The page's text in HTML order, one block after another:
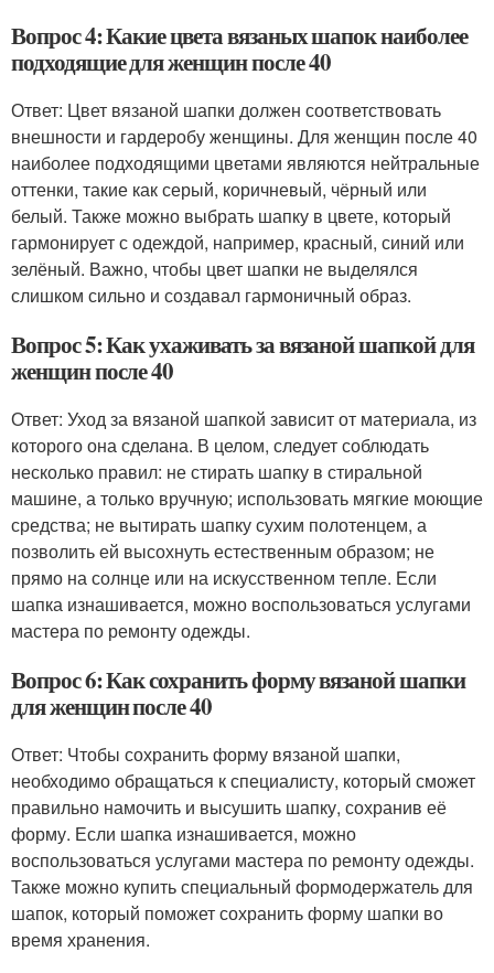
Вопрос 4: Какие цвета вязаных шапок наиболее
подходящие для женщин после 40
Ответ: Цвет вязаной шапки должен соответствовать
внешности и гардеробу женщины. Для женщин после 40
наиболее подходящими цветами являются нейтральные
оттенки, такие как серый, коричневый, чёрный или
белый. Также можно выбрать шапку в цвете, который
гармонирует с одеждой, например, красный, синий или
зелёный. Важно, чтобы цвет шапки не выделялся
слишком сильно и создавал гармоничный образ.
Вопрос 5: Как ухаживать за вязаной шапкой для
женщин после 40
Ответ: Уход за вязаной шапкой зависит от материала, из
которого она сделана. В целом, следует соблюдать
несколько правил: не стирать шапку в стиральной
машине, а только вручную; использовать мягкие моющие
средства; не вытирать шапку сухим полотенцем, а
позволить ей высохнуть естественным образом; не
прямо на солнце или на искусственном тепле. Если
шапка изнашивается, можно воспользоваться услугами
мастера по ремонту одежды.
Вопрос 6: Как сохранить форму вязаной шапки
для женщин после 40
Ответ: Чтобы сохранить форму вязаной шапки,
необходимо обращаться к специалисту, который сможет
правильно намочить и высушить шапку, сохранив её
форму. Если шапка изнашивается, можно
воспользоваться услугами мастера по ремонту одежды.
Также можно купить специальный формодержатель для
шапок, который поможет сохранить форму шапки во
время хранения.